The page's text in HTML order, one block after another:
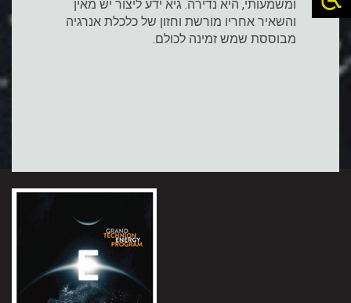
ומשמעותי, היא נדירה. גיא ידע ליצור יש מאין
והשאיר אחריו מורשת וחזון של כלכלת אנרגיה
מבוססת שמש זמינה לכולם.